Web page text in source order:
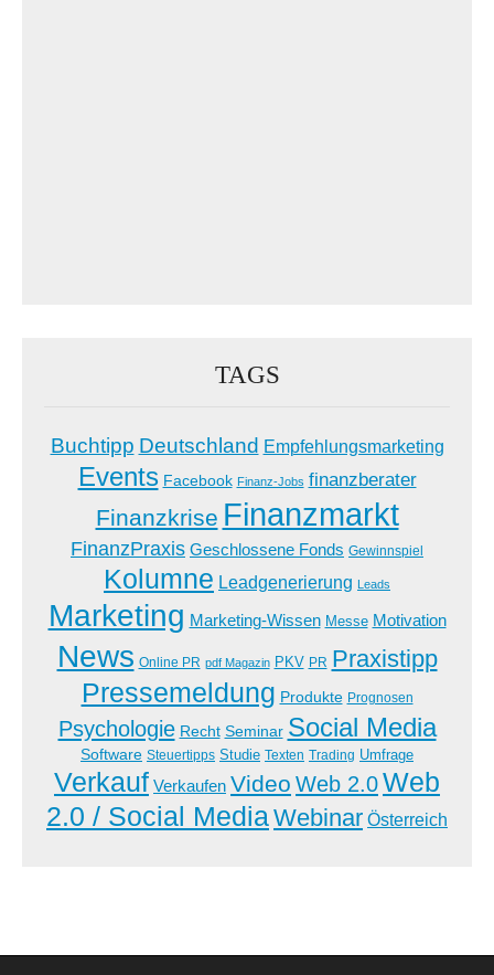
TAGS
Buchtipp Deutschland Empfehlungsmarketing
Events Facebook Finanz-Jobs finanzberater
Finanzkrise Finanzmarkt
FinanzPraxis Geschlossene Fonds Gewinnspiel
Kolumne Leadgenerierung Leads
Marketing Marketing-Wissen Messe Motivation
News Online PR pdf Magazin PKV PR Praxistipp
Pressemeldung Produkte Prognosen
Psychologie Recht Seminar Social Media
Software Steuertipps Studie Texten Trading Umfrage
Verkauf Verkaufen Video Web 2.0Web
2.0 / Social MediaWebinar Österreich